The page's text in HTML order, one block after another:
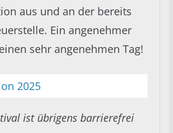
aus und an der bereits
Ein angenehmer
sehr angenehmen Tag!
ist übrigens barrierefrei